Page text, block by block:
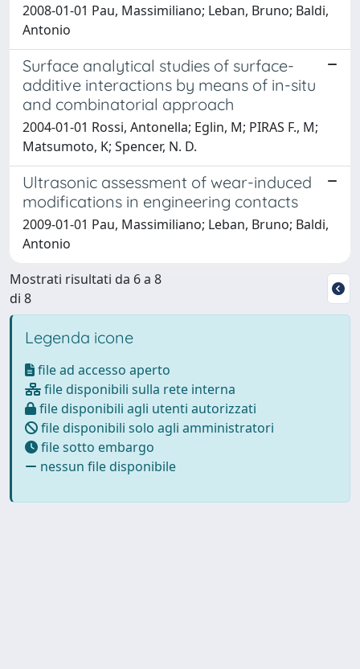
2008-01-01 Pau, Massimiliano; Leban, Bruno; Baldi,
Antonio
Surface analytical studies of surface-
additive interactions by means of in-situ
and combinatorial approach
2004-01-01 Rossi, Antonella; Eglin, M; PIRAS F., M;
Matsumoto, K; Spencer, N. D.
Ultrasonic assessment of wear-induced
modifications in engineering contacts
2009-01-01 Pau, Massimiliano; Leban, Bruno; Baldi,
Antonio
Mostrati risultati da 6 a 8
di 8
Legenda icone
file ad accesso aperto
file disponibili sulla rete interna
file disponibili agli utenti autorizzati
file disponibili solo agli amministratori
file sotto embargo
nessun file disponibile